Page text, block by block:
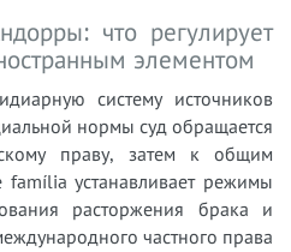
что регулирует
элементом
систему источников
нормы суд обращается
праву, затем к общим
устанавливает режимы
расторжения брака и
частного права